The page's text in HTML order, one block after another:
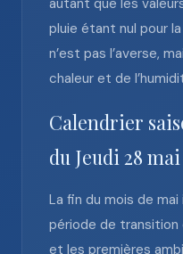
autant que les
pluie étant nul pour la
n’est pas l’averse,
chaleur et de
Calendrier
du Jeudi 28
La fin du mois de
période de
et les premières